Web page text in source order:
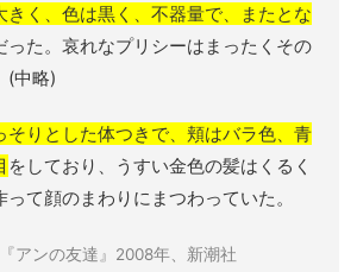
きく、色は黒く、不器量で、またとな
った。哀れなプリシーはまったくその
(中略)
そりとした体つきで、頬はバラ色、青
をしており、うすい金色の髪はくるく
て顔のまわりにまつわっていた。
アンの友達』2008年、新潮社